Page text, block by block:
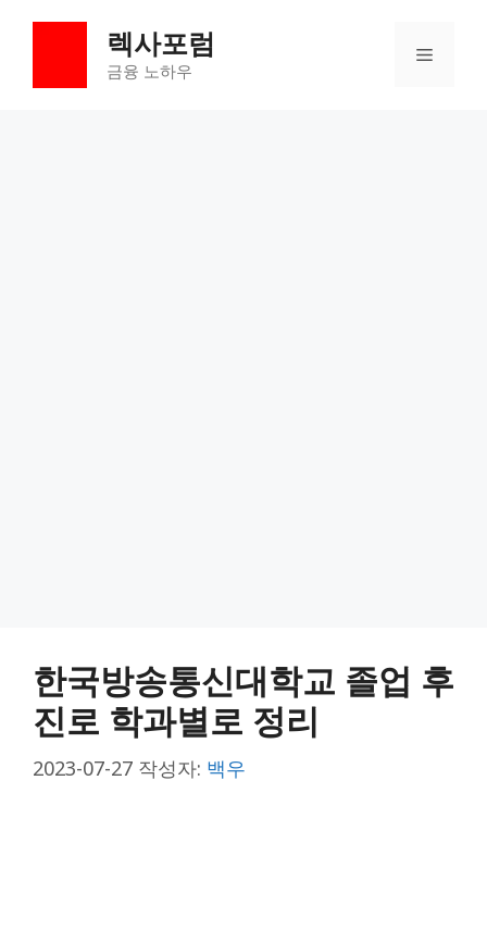
렉사포럼
금융 노하우
메
한국방송통신대학교 졸업 후
진로 학과별로 정리
2023-07-27 작성자: 백우